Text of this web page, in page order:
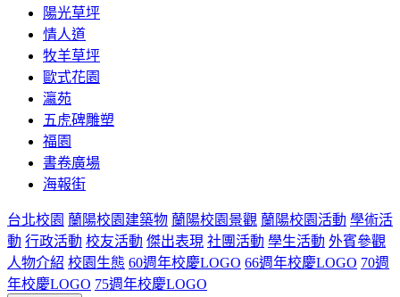
陽光草坪
情人道
牧羊草坪
歐式花園
瀛苑
五虎碑雕塑
福園
書卷廣場
海報街
台北校園 蘭陽校園建築物 蘭陽校園景觀 蘭陽校園活動 學術活
動 行政活動 校友活動 傑出表現 社團活動 學生活動 外賓參觀
人物介紹 校園生態 60週年校慶LOGO 66週年校慶LOGO 70週
年校慶LOGO 75週年校慶LOGO